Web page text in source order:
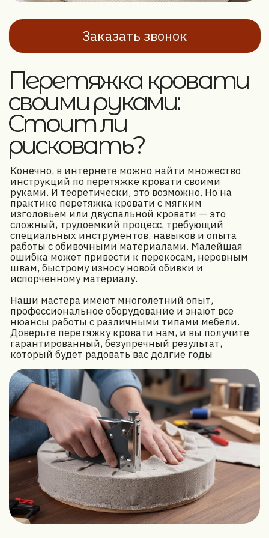
Наши приемущества
Бесплатная консультация
Бесплатный выезд мастера для
оценки стоимости
клиенту
Доступные цены на ремонт
и реставрацию в Минске и Беларуси
Опытные мастера с большим стажем работы
Работаем с мебелью любой
сложности
Мы ценим каждого клиента, поэтому предлагаем
наши услуги по ремонту и перетяжке мебелив
Минске, Гомеле, Гродно, Могилёве, Бресте,
Витебске и по всей Беларуси. Где бы вы ни
находились, мы готовы приехать к вам,
предоставить профессиональную консультацию и
выполнить работы на высочайшем уровне. Ваша
мебель – наша забота!
Мы работаем
по всей РБ